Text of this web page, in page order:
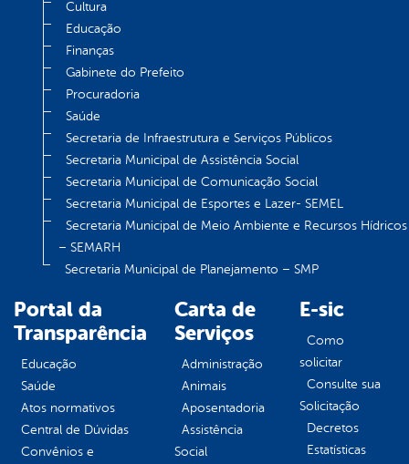
Cultura
Educação
Finanças
Gabinete do Prefeito
Procuradoria
Saúde
Secretaria de Infraestrutura e Serviços Públicos
Secretaria Municipal de Assistência Social
Secretaria Municipal de Comunicação Social
Secretaria Municipal de Esportes e Lazer- SEMEL
Secretaria Municipal de Meio Ambiente e Recursos Hídricos
– SEMARH
Secretaria Municipal de Planejamento – SMP
Portal da
Transparência
Educação
Saúde
Atos normativos
Central de Dúvidas
Convênios e
Carta de
Serviços
Administração
Animais
Aposentadoria
Assistência
Social
E-sic
Como
solicitar
Consulte sua
Solicitação
Decretos
Estatísticas